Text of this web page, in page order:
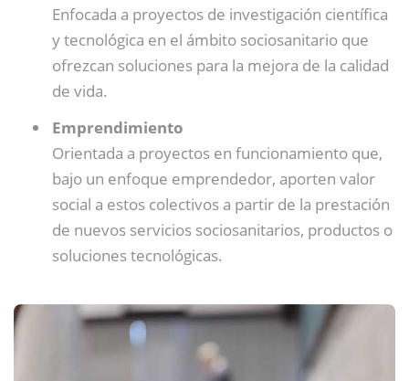
Enfocada a proyectos de investigación científica
y tecnológica en el ámbito sociosanitario que
ofrezcan soluciones para la mejora de la calidad
de vida.
Emprendimiento
Orientada a proyectos en funcionamiento que,
bajo un enfoque emprendedor, aporten valor
social a estos colectivos a partir de la prestación
de nuevos servicios sociosanitarios, productos o
soluciones tecnológicas.